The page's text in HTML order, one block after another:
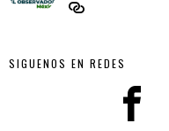
SIGUENOS EN REDES